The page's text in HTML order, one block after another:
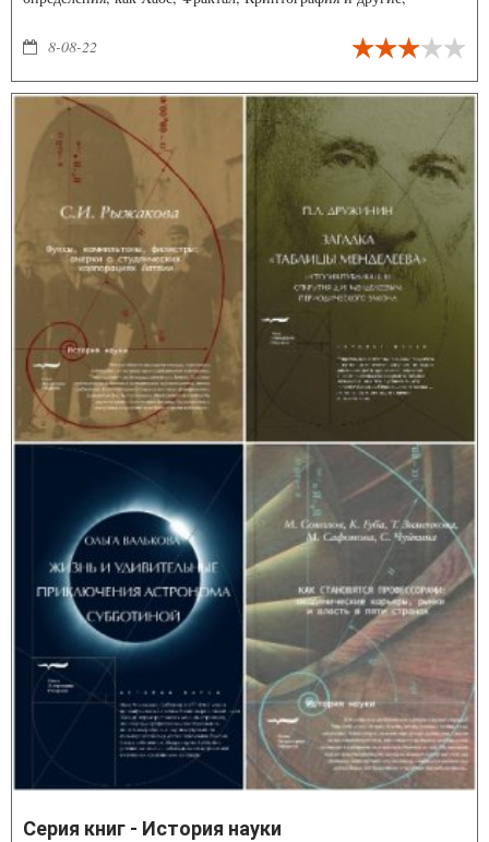
прогулку во вселенную математических терминов и
8-08-22
Серия книг - История науки